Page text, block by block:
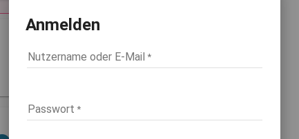
Anmelden
Nutzername oder E-Mail
Passwort